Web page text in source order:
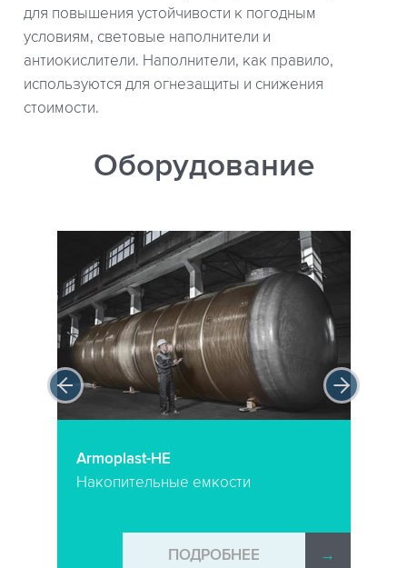
для повышения устойчивости к погодным
условиям, световые наполнители и
антиокислители. Наполнители, как правило,
используются для огнезащиты и снижения
стоимости.
Оборудование
Armoplast-HE
Накопительные емкости
ПОДРОБНЕЕ →